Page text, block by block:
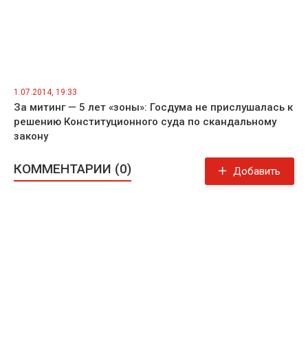
1.07.2014, 19:33
За митинг — 5 лет «зоны»: Госдума не прислушалась к
решению Конституционного суда по скандальному
закону
КОММЕНТАРИИ (0) Добавить